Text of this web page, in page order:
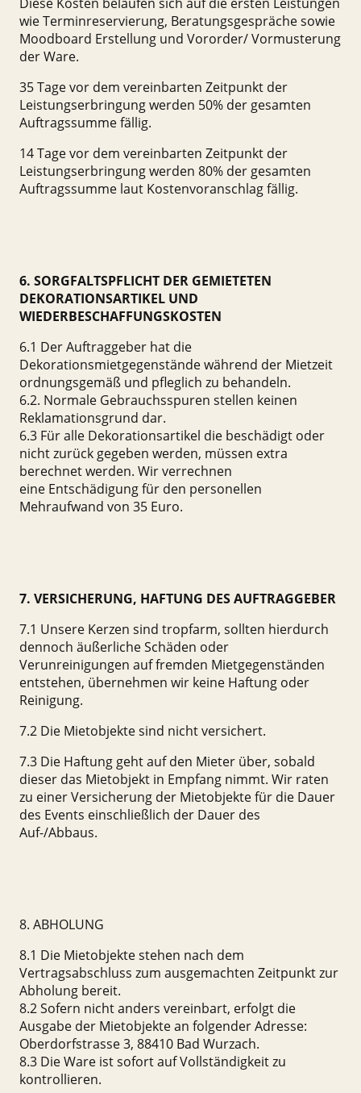
wie Terminreservierung, Beratungsgespräche sowie
Moodboard Erstellung und Vororder/ Vormusterung
der Ware.
35 Tage vor dem vereinbarten Zeitpunkt der
Leistungserbringung werden 50% der gesamten
Auftragssumme fällig.
14 Tage vor dem vereinbarten Zeitpunkt der
Leistungserbringung werden 80% der gesamten
Auftragssumme laut Kostenvoranschlag fällig.
6. SORGFALTSPFLICHT DER GEMIETETEN
DEKORATIONSARTIKEL UND
WIEDERBESCHAFFUNGSKOSTEN
6.1 Der Auftraggeber hat die
Dekorationsmietgegenstände während der Mietzeit
ordnungsgemäß und pfleglich zu behandeln.
6.2. Normale Gebrauchsspuren stellen keinen
Reklamationsgrund dar.
6.3 Für alle Dekorationsartikel die beschädigt oder
nicht zurück gegeben werden, müssen extra
berechnet werden. Wir verrechnen
eine Entschädigung für den personellen
Mehraufwand von 35 Euro.
7. VERSICHERUNG, HAFTUNG DES AUFTRAGGEBER
7.1 Unsere Kerzen sind tropfarm, sollten hierdurch
dennoch äußerliche Schäden oder
Verunreinigungen auf fremden Mietgegenständen
entstehen, übernehmen wir keine Haftung oder
Reinigung.
7.2 Die Mietobjekte sind nicht versichert.
7.3 Die Haftung geht auf den Mieter über, sobald
dieser das Mietobjekt in Empfang nimmt. Wir raten
zu einer Versicherung der Mietobjekte für die Dauer
des Events einschließlich der Dauer des
Auf-/Abbaus.
8. ABHOLUNG
8.1 Die Mietobjekte stehen nach dem
Vertragsabschluss zum ausgemachten Zeitpunkt zur
Abholung bereit.
8.2 Sofern nicht anders vereinbart, erfolgt die
Ausgabe der Mietobjekte an folgender Adresse:
Oberdorfstrasse 3, 88410 Bad Wurzach.
8.3 Die Ware ist sofort auf Vollständigkeit zu
kontrollieren.